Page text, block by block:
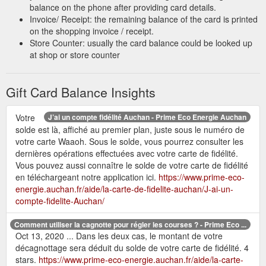
Durée de validité: 1 an. Bon à savoir: la carte est envoyée
avec courrier personnalisé. Une question concernant les ...
https://carte-cadeau.auchan.fr/felicitations.html
Carte cadeau 100% Personnalisable - J''offre une carte cadeau
Vous recherchez une idée de cadeau pour un proche ? Optez
Auchan.fr. Il suffit d'ajouter la photo et ...
cadeau.auchan.fr/carte-cadeau-100-personnalisable.html
e-Carte Cadeau : un souvenir par jour avec le calendrier ...
Commandez votre e-Carte cadeau, puis recevez par e-mail un
code unique vous permettant de passer commande du produit
choisi. Votre e-Carte cadeau est valable 2 mois à partir de la
date d’achat. Offrir une e-Carte cadeau . En panne d’idées de
cadeaux ? L’e-Carte cadeau Auchan Photo est une façon
facile et rapide de faire plaisir.https://photo.auchan.fr/bons-
cadeaux-photo/calendrier-vertical-a4
L''offre Auchan
AUCHAN Carte Cadeau. A la recherche d'une
idée cadeau ? Auchan vous propose un site dédié à la vente
de cartes cadeaux. Vous y retrouverez toute la ...
balance on the phone after providing card details.
Invoice/ Receipt: the remaining balance of the card is printed
on the shopping invoice / receipt.
Store Counter: usually the card balance could be looked up
at shop or store counter
Gift Card Balance Insights
J’ai un compte fidélité Auchan - Prime Eco Energie Auchan
Votre
solde est là, affiché au premier plan, juste sous le numéro de
votre carte Waaoh. Sous le solde, vous pourrez consulter les
dernières opérations effectuées avec votre carte de fidélité.
Vous pouvez aussi connaître le solde de votre carte de fidélité
en téléchargeant notre application ici. https://www.prime-eco-
energie.auchan.fr/aide/la-carte-de-fidelite-auchan/J-ai-un-
compte-fidelite-Auchan/
Comment utiliser la cagnotte pour régler les courses ? - Prime Eco ...
Oct 13, 2020 ... Dans les deux cas, le montant de votre
décagnottage sera déduit du solde de votre carte de fidélité. 4
stars. https://www.prime-eco-energie.auchan.fr/aide/la-carte-